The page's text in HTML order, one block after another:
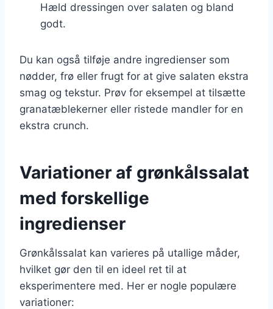
Hæld dressingen over salaten og bland
godt.
Du kan også tilføje andre ingredienser som
nødder, frø eller frugt for at give salaten ekstra
smag og tekstur. Prøv for eksempel at tilsætte
granatæblekerner eller ristede mandler for en
ekstra crunch.
Variationer af grønkålssalat
med forskellige
ingredienser
Grønkålssalat kan varieres på utallige måder,
hvilket gør den til en ideel ret til at
eksperimentere med. Her er nogle populære
variationer: